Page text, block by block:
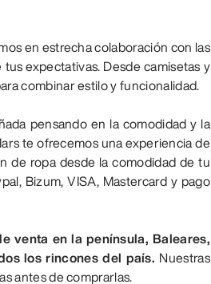
en estrecha colaboración con las
expectativas. Desde camisetas y
combinar estilo y funcionalidad.
pensando en la comodidad y la
te ofrecemos una experiencia de
de ropa desde la comodidad de tu
Bizum, VISA, Mastercard y pago
venta en la península, Baleares,
los rincones del país. Nuestras
antes de comprarlas.